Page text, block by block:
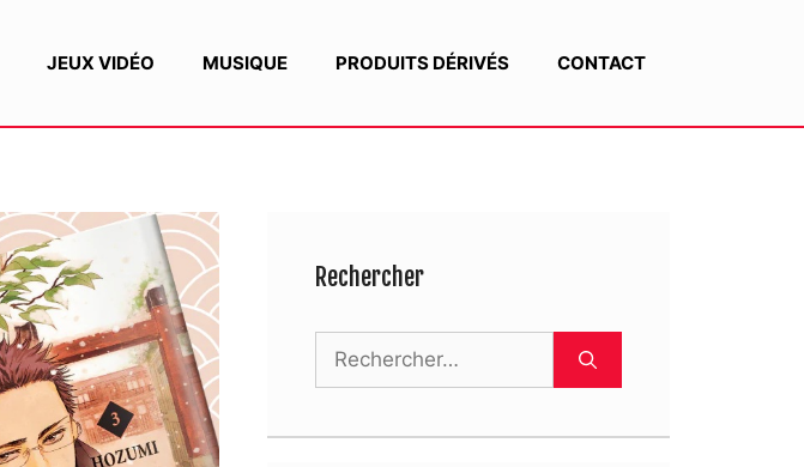
JEUX VIDÉO MUSIQUE PRODUITS DÉRIVÉS CONTACT
Rechercher
Rechercher :